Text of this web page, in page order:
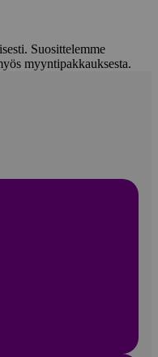
Suosittelemme
myyntipakkauksesta.